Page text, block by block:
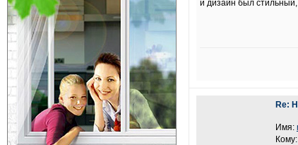
и дизайн был
Re:
Имя:
Кому: